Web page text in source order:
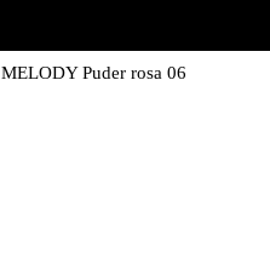
MELODY Puder rosa 06